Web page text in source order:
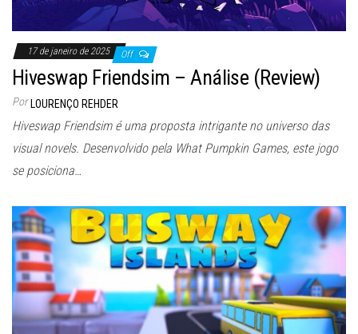
17 de janeiro de 2025 Off
Hiveswap Friendsim – Análise (Review)
Por LOURENÇO REHDER
Hiveswap Friendsim é uma proposta intrigante no universo das
visual novels. Desenvolvido pela What Pumpkin Games, este jogo
se posiciona…